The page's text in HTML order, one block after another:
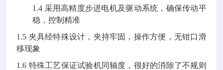
1.4 采用高精度步进电机及驱动系统，确保传动平
稳，控制精准
1.5 夹具经特殊设计，夹持牢固，操作方便，无钳口滑
移现象
1.6 特殊工艺保证试验机同轴度，很好的消除了不规则